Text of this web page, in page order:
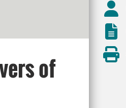
of